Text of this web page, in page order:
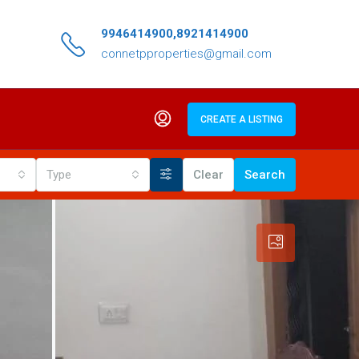
9946414900,8921414900
connetpproperties@gmail.com
CREATE A LISTING
Type Clear Search